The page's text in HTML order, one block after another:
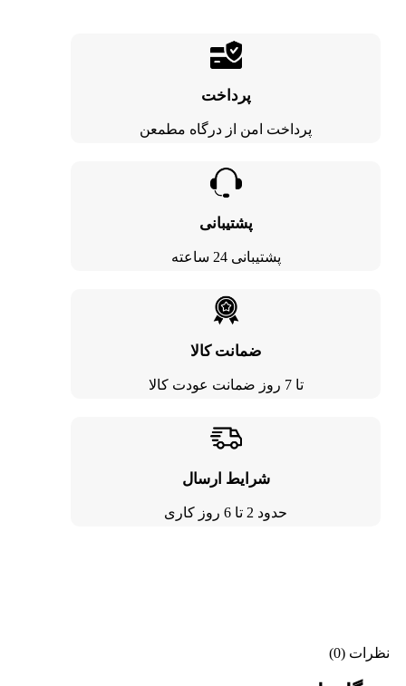
پرداخت
پرداخت امن از درگاه مطمعن
پشتیبانی
پشتیبانی 24 ساعته
ضمانت کالا
تا 7 روز ضمانت عودت کالا
شرایط ارسال
حدود 2 تا 6 روز کاری
نظرات (0)